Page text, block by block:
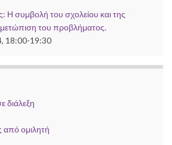
Η συμβολή του σχολείου και της
του προβλήματος.
18:00-19:30
διάλεξη
από ομιλητή